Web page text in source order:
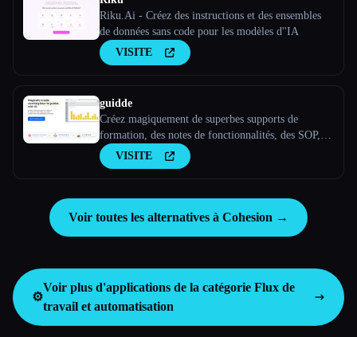
Riku.Ai - Créez des instructions et des ensembles
de données sans code pour les modèles d''IA
VISITE
guidde
Créez magiquement de superbes supports de
formation, des notes de fonctionnalités, des SOP,
des guides d''intégration, des guides pratiques, des
FAQ avec l''IA.
VISITE
Voir toutes les alternatives à Cohesion →
⚙️
Voir plus d'applications de la catégorie Flux de
travail et automatisation